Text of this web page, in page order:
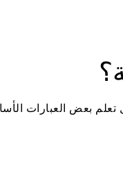
بعض العبارات